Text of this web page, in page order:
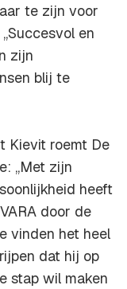
te zijn voor
en
zijn
blij te
Kievit roemt De
,,Met zijn
heeft
door de
vinden het heel
dat hij op
stap wil maken